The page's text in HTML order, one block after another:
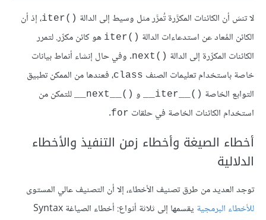
لا تنسَ أن الكائنات المكرَّرة تُمرَّر مثل وسيط إلى الدالة ()iter
، إذ أن
الكائن المُعاد عن استدعاءات الدالة ()iter
هو كائن مكرِّر. لتمرر
الكائنات المكرِّرة إلى الدالة ()next
. وفي حال إنشاء أنماط بيانات
خاصة باستخدام تعليمات الصنف class، فعندها من الممكن تطبيق
التوابع الخاصة ()__iter__ و ()__next__
للتمكن من
استخدام الكائنات الخاصة في حلقات for
.
أخطاء الصيغة وأخطاء زمن التنفيذ والأخطاء
الدلالية
توجد العديد من طرق تصنيف الأخطاء، إلا أن التصنيف عالي المستوى
للأخطاء البرمجية
يقسمها إلى ثلاثة أنواع: أخطاء الصياغة Syntax